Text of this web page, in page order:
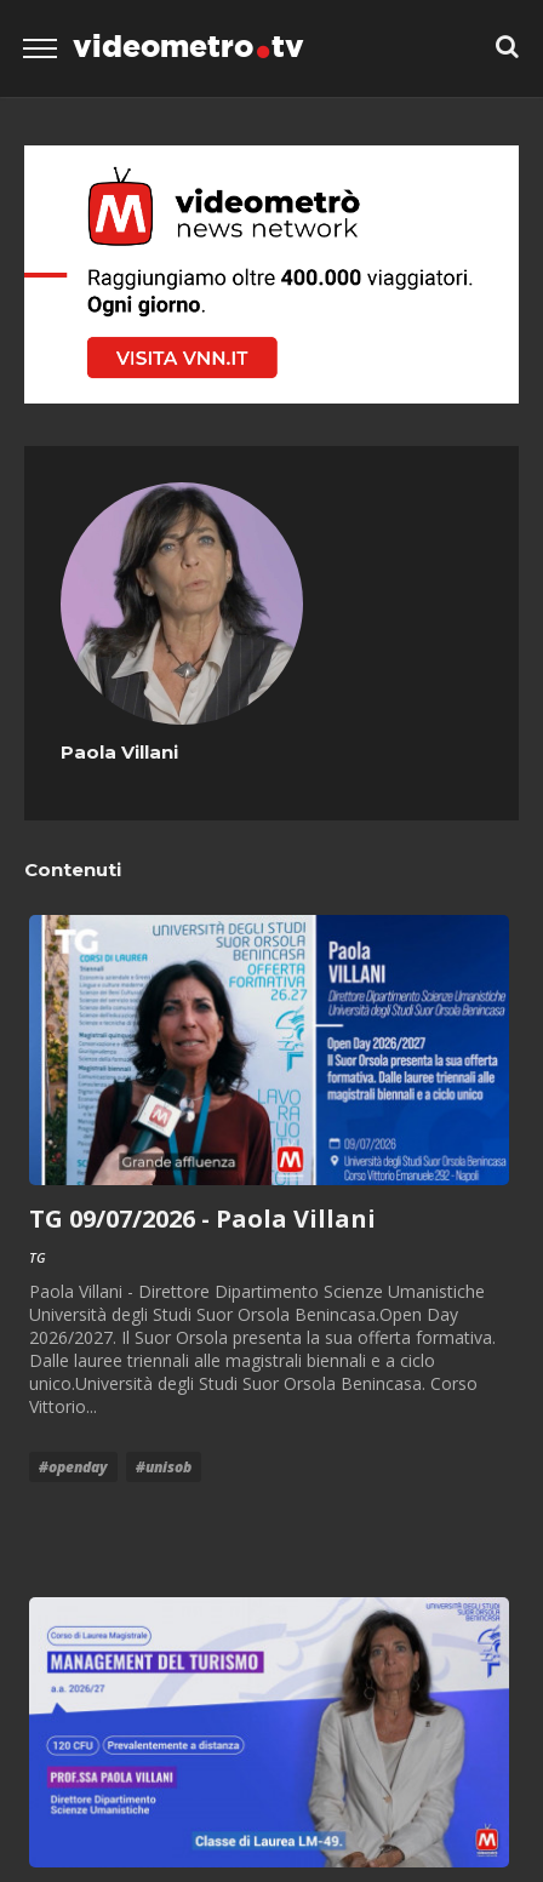
videometro tv
Paola Villani
Contenuti
TG 09/07/2026 - Paola Villani
TG
Paola Villani - Direttore Dipartimento Scienze Umanistiche
Università degli Studi Suor Orsola Benincasa.Open Day
2026/2027. Il Suor Orsola presenta la sua offerta formativa.
Dalle lauree triennali alle magistrali biennali e a ciclo
unico.Università degli Studi Suor Orsola Benincasa. Corso
Vittorio...
#openday #unisob